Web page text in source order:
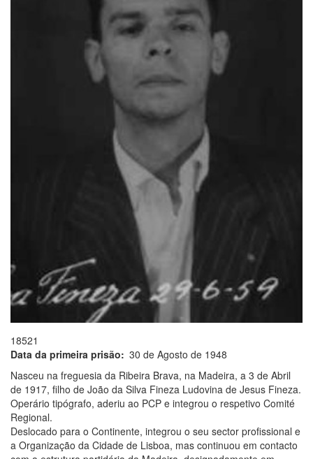
18521
Data da primeira prisão
30 de Agosto de 1948
Nasceu na freguesia da Ribeira Brava, na Madeira, a 3 de Abril
de 1917, filho de João da Silva Fineza Ludovina de Jesus Fineza.
Operário tipógrafo, aderiu ao PCP e integrou o respetivo Comité
Regional.
Deslocado para o Continente, integrou o seu sector profissional e
a Organização da Cidade de Lisboa, mas continuou em contacto